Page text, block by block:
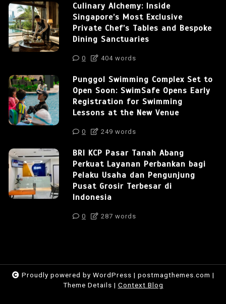
Culinary Alchemy: Inside
Singapore’s Most Exclusive
Private Chef’s Tables and Bespoke
Dining Sanctuaries
0 404 words
Punggol Swimming Complex Set to
Open Soon: SwimSafe Opens Early
Registration for Swimming
Lessons at the New Venue
0 249 words
BRI KCP Pasar Tanah Abang
Perkuat Layanan Perbankan bagi
Pelaku Usaha dan Pengunjung
Pusat Grosir Terbesar di
Indonesia
0 287 words
Proudly powered by WordPress | postmagthemes.com |
Theme Details | Context Blog